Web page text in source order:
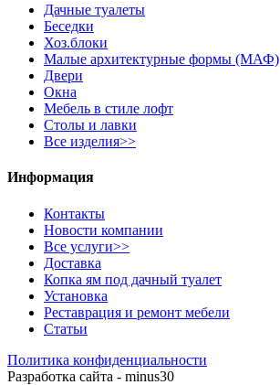
Дачные туалеты
Беседки
Хоз.блоки
Малые архитектурные формы (МАФ)
Двери
Окна
Мебель в стиле лофт
Столы и лавки
Все изделия>>
Информация
Контакты
Новости компании
Все услуги>>
Доставка
Копка ям под дачный туалет
Установка
Реставрация и ремонт мебели
Статьи
Политика конфиденциальности
Разработка сайта - minus30